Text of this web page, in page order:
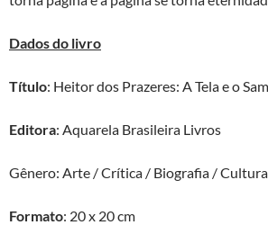
Dados do livro
Título: Heitor dos Prazeres: A Tela e o
Editora: Aquarela Brasileira Livros
Gênero: Arte / Crítica / Biografia /
Formato: 20 x 20 cm